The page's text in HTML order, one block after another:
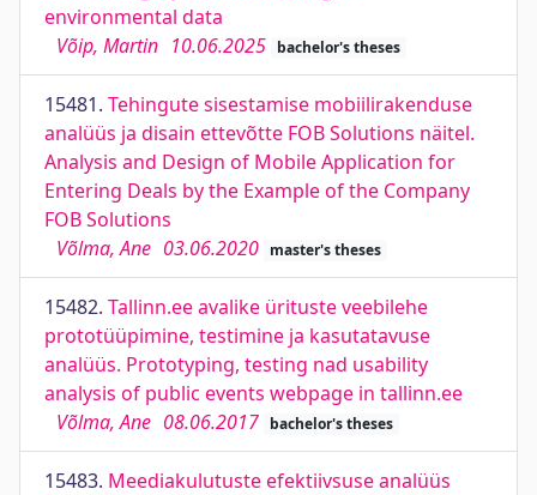
environmental data
Võip, Martin 10.06.2025 bachelor's theses
15481. Tehingute sisestamise mobiilirakenduse
analüüs ja disain ettevõtte FOB Solutions näitel.
Analysis and Design of Mobile Application for
Entering Deals by the Example of the Company
FOB Solutions
Võlma, Ane 03.06.2020 master's theses
15482. Tallinn.ee avalike ürituste veebilehe
prototüüpimine, testimine ja kasutatavuse
analüüs. Prototyping, testing nad usability
analysis of public events webpage in tallinn.ee
Võlma, Ane 08.06.2017 bachelor's theses
15483. Meediakulutuste efektiivsuse analüüs